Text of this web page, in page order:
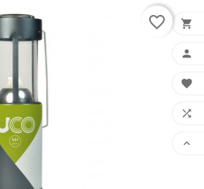
favorite_border 



